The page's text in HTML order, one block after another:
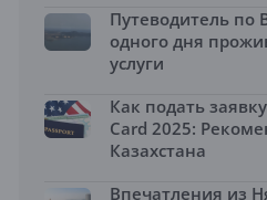
Путеводитель по
одного дня
услуги
Как подать
Card 2025:
Казахстана
Впечатления из